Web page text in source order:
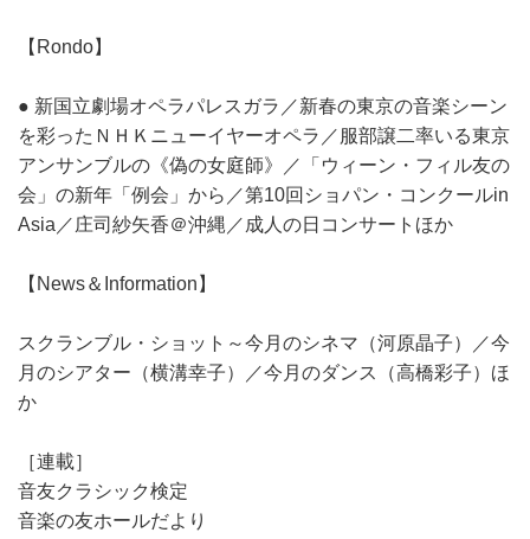
【Rondo】
● 新国立劇場オペラパレスガラ／新春の東京の音楽シーン
を彩ったＮＨＫニューイヤーオペラ／服部譲二率いる東京
アンサンブルの《偽の女庭師》／「ウィーン・フィル友の
会」の新年「例会」から／第10回ショパン・コンクールin
Asia／庄司紗矢香＠沖縄／成人の日コンサートほか
【News＆Information】
スクランブル・ショット～今月のシネマ（河原晶子）／今
月のシアター（横溝幸子）／今月のダンス（高橋彩子）ほ
か
［連載］
音友クラシック検定
音楽の友ホールだより